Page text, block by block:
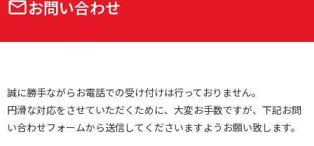
お問い合わせ
誠に勝手ながらお電話での受け付けは行っておりません。
円滑な対応をさせていただくために、大変お手数ですが、下記お問
い合わせフォームから送信してくださいますようお願い致します。